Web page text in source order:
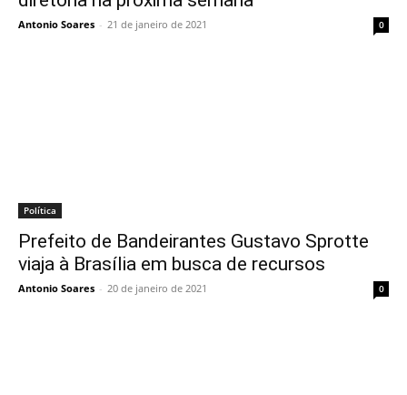
Antonio Soares - 21 de janeiro de 2021 0
Política
Prefeito de Bandeirantes Gustavo Sprotte
viaja à Brasília em busca de recursos
Antonio Soares - 20 de janeiro de 2021 0